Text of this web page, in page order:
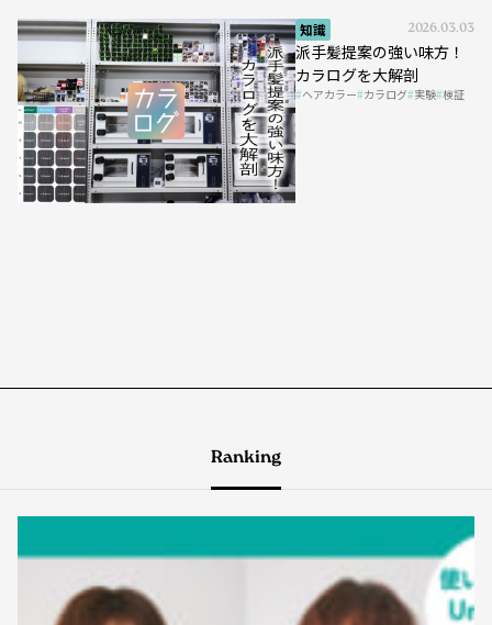
知識 2026.03.03
派手髪提案の強い味方！
カラログを大解剖
ヘアカラー カラログ 実験 検証
Ranking